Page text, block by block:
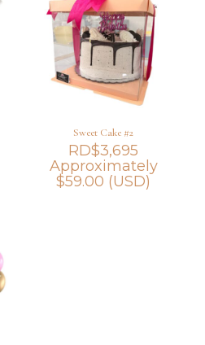
Sweet Cake #2
RD$3,695
Approximately
$59.00 (USD)